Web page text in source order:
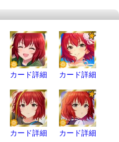
カード詳細 カード詳細
カード詳細 カード詳細